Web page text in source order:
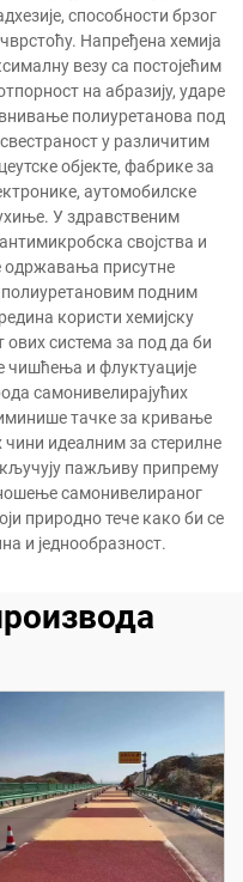
способности брзог
Напређена хемија
везу са постојећим
на абразију, ударе
полиуретанова под
у различитим
објекте, фабрике за
аутомобилске
У здравственим
својства и
одржавања присутне
подним
користи хемијску
ових система за под да би
чишћења и флуктуације
самонивелирајућих
тачке за кривање
чини идеалним за стерилне
пажљиву припрему
самонивелираног
природно тече како би се
и једнообразност.